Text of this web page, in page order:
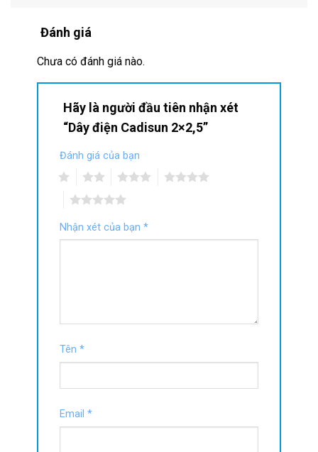
Đánh giá
Chưa có đánh giá nào.
Hãy là người đầu tiên nhận xét
“Dây điện Cadisun 2×2,5”
Đánh giá của bạn
Nhận xét của bạn *
Tên *
Email *